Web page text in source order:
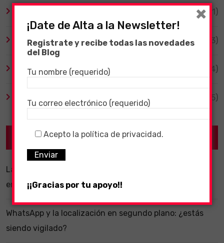
(1)
TV y Series (3)
Videojuegos (204)
Virales (55)
Recent Posts
La importancia de un software ERP dentro de una
empresa
WhatsApp y la localización en segundo plano: ¿estás
siendo vigilado?
¡Date de Alta a la Newsletter!
Registrate y recibe todas las novedades
del Blog
Tu nombre (requerido)
Tu correo electrónico (requerido)
Acepto la política de privacidad.
¡¡Gracias por tu apoyo!!
×